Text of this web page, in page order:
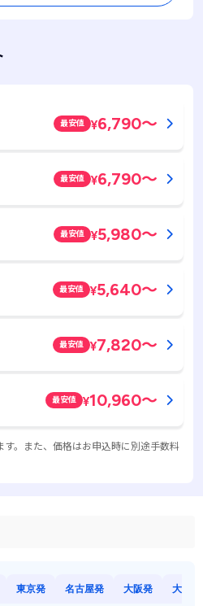
最安値 ¥6,790～
最安値 ¥6,790～
最安値 ¥5,980～
最安値 ¥5,640～
最安値 ¥7,820～
最安値 ¥10,960～
。また、価格はお申込時に別途手数料
東京発 名古屋発 大阪発 大阪発